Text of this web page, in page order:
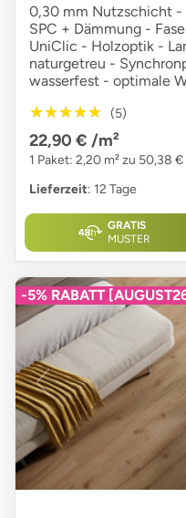
0,30 mm Nutzschicht -
SPC + Dämmung -
UniClic - Holzoptik -
naturgetreu -
wasserfest - optimale
★★★★★
★★★★★ (5)
22,90 € /m²
1 Paket: 2,20 m² zu 50,38 €
Lieferzeit: 12 Tage
GRATIS
MUSTER
-5% RABATT